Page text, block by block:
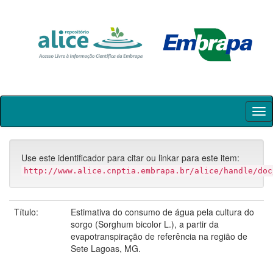
Skip
Use este identificador para citar ou linkar para este item:
http://www.alice.cnptia.embrapa.br/alice/handle/
Título:
Estimativa do consumo de água pela cultura do
sorgo (Sorghum bicolor L.), a partir da
evapotranspiração de referência na região de
Sete Lagoas, MG.